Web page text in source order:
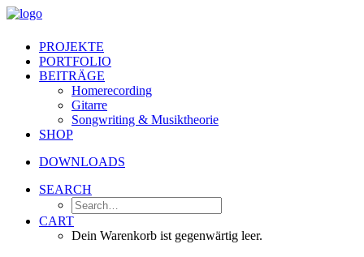
PROJEKTE
PORTFOLIO
BEITRÄGE
Homerecording
Gitarre
Songwriting & Musiktheorie
SHOP
DOWNLOADS
SEARCH
CART
Dein Warenkorb ist gegenwärtig leer.